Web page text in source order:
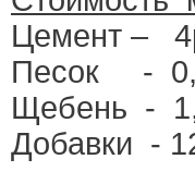
Цемент –
Песок
-
Щебень -
Добавки -